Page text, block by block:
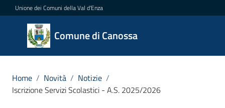
Vai al contenuto
Vai alla navigazione
Vai al footer
Unione dei Comuni della Val d'Enza
Comune di Canossa
Comune
di
Home / Novità / Notizie /
Iscrizione Servizi Scolastici - A.S. 2025/2026